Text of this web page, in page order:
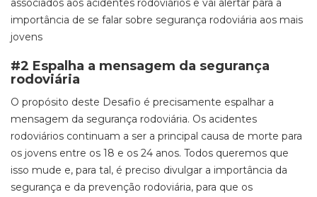
associados aos acidentes rodoviários e vai alertar para a
importância de se falar sobre segurança rodoviária aos mais
jovens
#2 Espalha a mensagem da segurança
rodoviária
O propósito deste Desafio é precisamente espalhar a
mensagem da segurança rodoviária. Os acidentes
rodoviários continuam a ser a principal causa de morte para
os jovens entre os 18 e os 24 anos. Todos queremos que
isso mude e, para tal, é preciso divulgar a importância da
segurança e da prevenção rodoviária, para que os